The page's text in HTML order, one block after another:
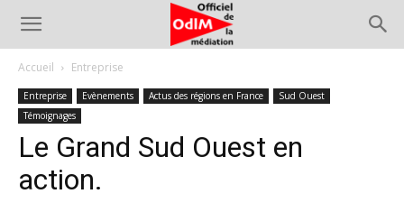
Accueil Entreprise
Entreprise Evènements Actus des régions en France
Sud Ouest
Témoignages
Le Grand Sud Ouest en
action.